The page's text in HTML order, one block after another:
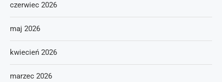
czerwiec 2026
maj 2026
kwiecień 2026
marzec 2026